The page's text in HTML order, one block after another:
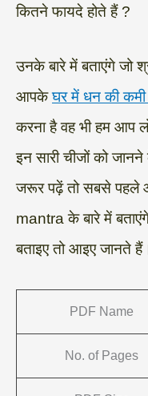
कितने फायदे होते हैं ?
उनके बारे में बताएंगे जो
आपकेघर में धन की कमी
करना है वह भी हम आप
इन सारी चीजों को
जरूर पढ़ें तो सबसे पहले
mantra के बारे में
बताइए तो आइए जानते
PDF Name
No. of Pages